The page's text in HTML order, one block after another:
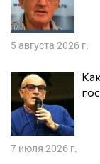
5 августа 2026 г.
Как падет Путин: Хроника успешного
7 июля 2026 г.